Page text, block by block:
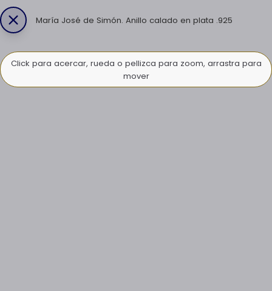
María José de Simón. Anillo calado en plata .925
Click para acercar, rueda o pellizca para zoom, arrastra para
mover